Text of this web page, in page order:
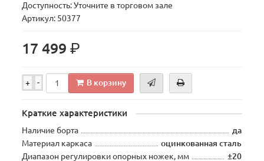
Доступность: Уточните в торговом зале
Артикул: 50377
17 499р.
+ - В корзину
Краткие характеристики
Наличие борта
да
Материал каркаса
оцинкованная сталь
Диапазон регулировки опорных ножек, мм
±20